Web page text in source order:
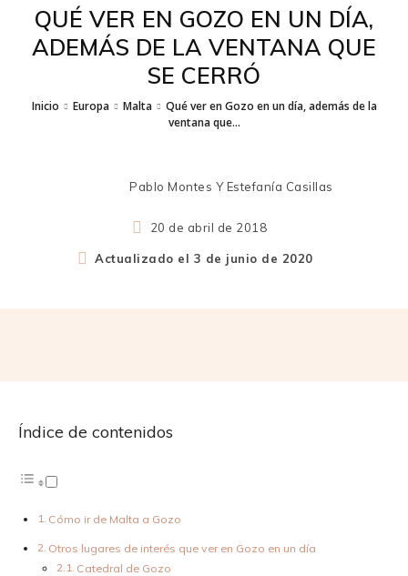
QUÉ VER EN GOZO EN UN DÍA,
ADEMÁS DE LA VENTANA QUE
SE CERRÓ
Inicio Europa Malta
Qué ver en Gozo en un día, además de la
ventana que...
Pablo Montes Y Estefanía Casillas
20 de abril de 2018
Actualizado el 3 de junio de 2020
Índice de contenidos
Cómo ir de Malta a Gozo
Otros lugares de interés que ver en Gozo en un día
Catedral de Gozo